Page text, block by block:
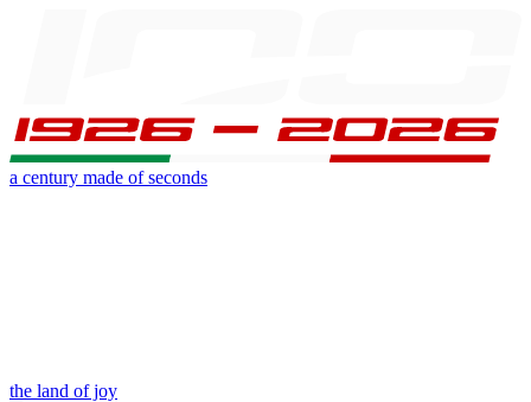
a century made of seconds
the land of joy